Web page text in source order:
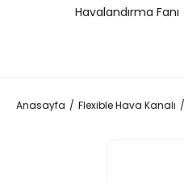
Havalandırma Fanı
Anasayfa Flexible Hava Kanalı